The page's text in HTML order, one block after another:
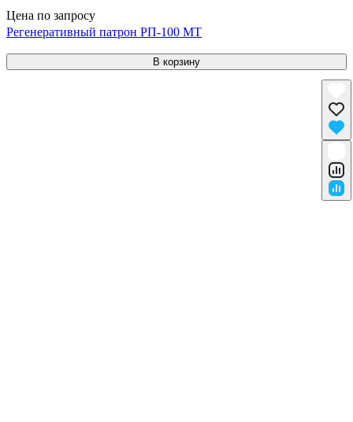
Цена по запросу
Регенеративный патрон РП-100 МТ
В корзину